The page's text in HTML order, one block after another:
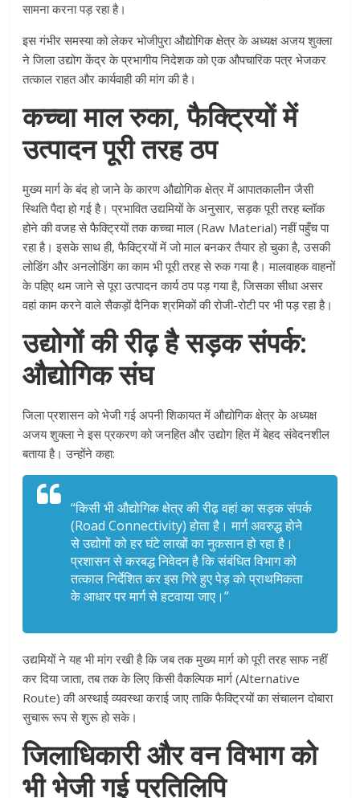
सामना करना पड़ रहा है।
इस गंभीर समस्या को लेकर भोजीपुरा औद्योगिक क्षेत्र के अध्यक्ष अजय शुक्ला
ने जिला उद्योग केंद्र के प्रभागीय निदेशक को एक औपचारिक पत्र भेजकर
तत्काल राहत और कार्यवाही की मांग की है।
कच्चा माल रुका, फैक्ट्रियों में
उत्पादन पूरी तरह ठप
मुख्य मार्ग के बंद हो जाने के कारण औद्योगिक क्षेत्र में आपातकालीन जैसी
स्थिति पैदा हो गई है। प्रभावित उद्यमियों के अनुसार, सड़क पूरी तरह ब्लॉक
होने की वजह से फैक्ट्रियों तक कच्चा माल (Raw Material) नहीं पहुँच पा
रहा है। इसके साथ ही, फैक्ट्रियों में जो माल बनकर तैयार हो चुका है, उसकी
लोडिंग और अनलोडिंग का काम भी पूरी तरह से रुक गया है। मालवाहक वाहनों
के पहिए थम जाने से पूरा उत्पादन कार्य ठप पड़ गया है, जिसका सीधा असर
वहां काम करने वाले सैकड़ों दैनिक श्रमिकों की रोजी-रोटी पर भी पड़ रहा है।
उद्योगों की रीढ़ है सड़क संपर्क:
औद्योगिक संघ
जिला प्रशासन को भेजी गई अपनी शिकायत में औद्योगिक क्षेत्र के अध्यक्ष
अजय शुक्ला ने इस प्रकरण को जनहित और उद्योग हित में बेहद संवेदनशील
बताया है। उन्होंने कहा:
“किसी भी औद्योगिक क्षेत्र की रीढ़ वहां का सड़क संपर्क
(Road Connectivity) होता है। मार्ग अवरुद्ध होने
से उद्योगों को हर घंटे लाखों का नुकसान हो रहा है।
प्रशासन से करबद्ध निवेदन है कि संबंधित विभाग को
तत्काल निर्देशित कर इस गिरे हुए पेड़ को प्राथमिकता
के आधार पर मार्ग से हटवाया जाए।”
उद्यमियों ने यह भी मांग रखी है कि जब तक मुख्य मार्ग को पूरी तरह साफ नहीं
कर दिया जाता, तब तक के लिए किसी वैकल्पिक मार्ग (Alternative
Route) की अस्थाई व्यवस्था कराई जाए ताकि फैक्ट्रियों का संचालन दोबारा
सुचारू रूप से शुरू हो सके।
जिलाधिकारी और वन विभाग को
भी भेजी गई प्रतिलिपि